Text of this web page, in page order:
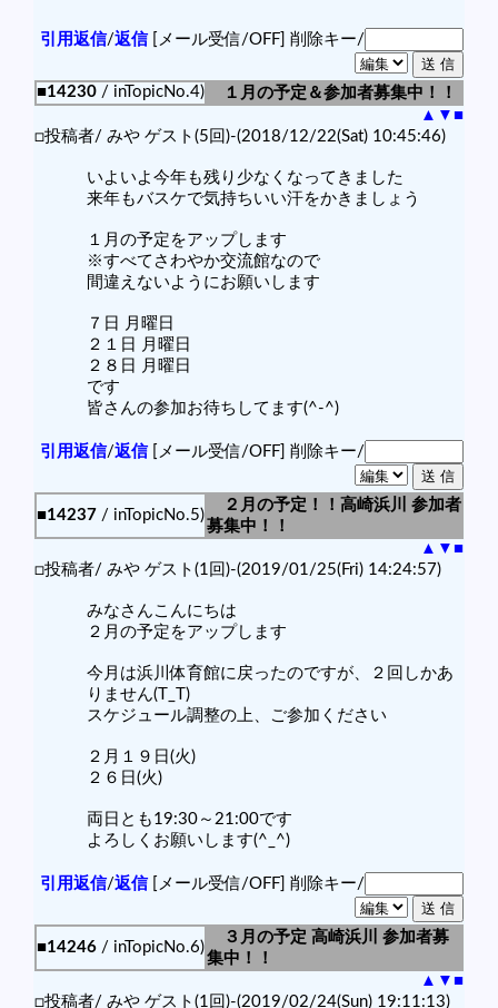
引用返信/返信[メール受信/OFF] 削除キー/
■14230 / inTopicNo.4)
１月の予定＆参加者募集中！！
▲ ▼ ■
□投稿者/ みや ゲスト(5回)-(2018/12/22(Sat) 10:45:46)
いよいよ今年も残り少なくなってきました
来年もバスケで気持ちいい汗をかきましょう
１月の予定をアップします
※すべてさわやか交流館なので
間違えないようにお願いします
７日 月曜日
２１日 月曜日
２８日 月曜日
です
皆さんの参加お待ちしてます(^-^)
引用返信/返信[メール受信/OFF] 削除キー/
■14237 / inTopicNo.5)
２月の予定！！高崎浜川 参加者
募集中！！
▲ ▼ ■
□投稿者/ みや ゲスト(1回)-(2019/01/25(Fri) 14:24:57)
みなさんこんにちは
２月の予定をアップします
今月は浜川体育館に戻ったのですが、２回しかあ
りません(T_T)
スケジュール調整の上、ご参加ください
２月１９日(火)
２６日(火)
両日とも19:30～21:00です
よろしくお願いします(^_^)
引用返信/返信[メール受信/OFF] 削除キー/
■14246 / inTopicNo.6)
３月の予定 高崎浜川 参加者募
集中！！
▲ ▼ ■
□投稿者/ みや ゲスト(1回)-(2019/02/24(Sun) 19:11:13)